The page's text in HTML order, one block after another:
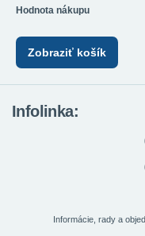
Hodnota nákupu
Zobraziť košík
Infolinka:
Informácie, rady a